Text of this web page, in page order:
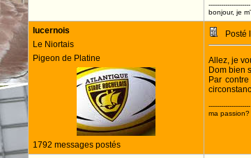
--------------------
bonjour, je
lucernois
Le Niortais
Pigeon de Platine
1792 messages postés
Posté
Allez, je
Dom bien
Par
--------------------
ma